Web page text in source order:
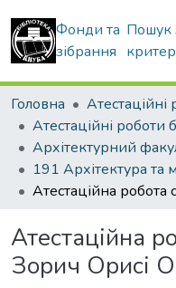
Фонди та
зібрання
Пошук
Головна
Архітектурний
Атестаційна
Зорич Орисі